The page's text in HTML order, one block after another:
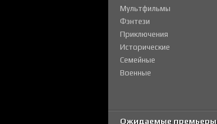
Мультфильмы
Фэнтези
Приключения
Исторические
Семейные
Военные
Ожидаемые премьеры